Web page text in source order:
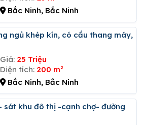
Bắc Ninh, Bắc Ninh
Giá: 25 Triệu
Diện tích: 200 m²
Bắc Ninh, Bắc Ninh